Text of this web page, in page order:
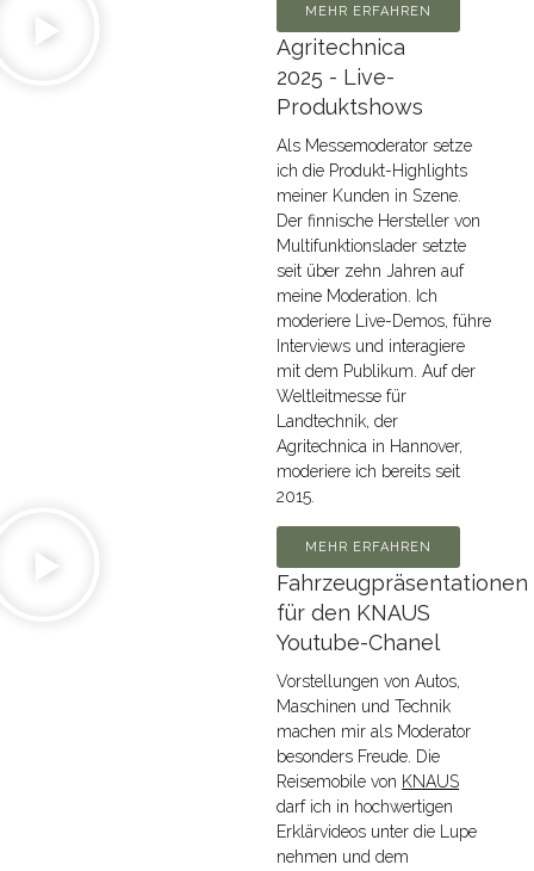
MEHR ERFAHREN
Agritechnica
2025 - Live-
Produktshows
Als Messemoderator setze
ich die Produkt-Highlights
meiner Kunden in Szene.
Der finnische Hersteller von
Multifunktionslader setzte
seit über zehn Jahren auf
meine Moderation. Ich
moderiere Live-Demos, führe
Interviews und interagiere
mit dem Publikum. Auf der
Weltleitmesse für
Landtechnik, der
Agritechnica in Hannover,
moderiere ich bereits seit
2015.
MEHR ERFAHREN
Fahrzeugpräsentationen
für den KNAUS
Youtube-Chanel
Vorstellungen von Autos,
Maschinen und Technik
machen mir als Moderator
besonders Freude. Die
Reisemobile von KNAUS
darf ich in hochwertigen
Erklärvideos unter die Lupe
nehmen und dem